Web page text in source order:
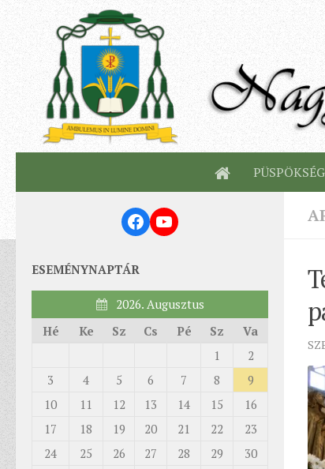
PÜSPÖKSÉG
Facebook
YouTube
ESEMÉNYNAPTÁR
2026. Augusztus
Hé
Ke Sz Cs Pé Sz Va
1
2
3
4 5 6 7 8
9
10
11 12 13 14 15
16
17
18 19 20 21 22
23
24
25 26 27 28 29
30